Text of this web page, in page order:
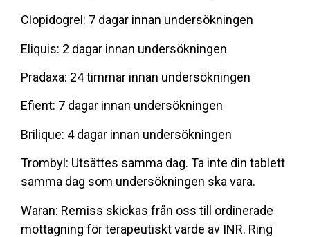
Clopidogrel: 7 dagar innan undersökningen
Eliquis: 2 dagar innan undersökningen
Pradaxa: 24 timmar innan undersökningen
Efient: 7 dagar innan undersökningen
Brilique: 4 dagar innan undersökningen
Trombyl: Utsättes samma dag. Ta inte din tablett
samma dag som undersökningen ska vara.
Waran: Remiss skickas från oss till ordinerade
mottagning för terapeutiskt värde av INR. Ring